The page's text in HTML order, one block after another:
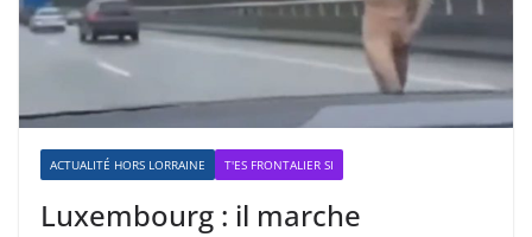
ACTUALITÉ HORS LORRAINE T'ES FRONTALIER SI
Luxembourg : il marche